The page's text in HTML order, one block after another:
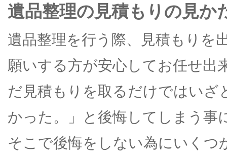
遺品整理の見積もりの見か
遺品整理を行う際、見積もりを
願いする方が安心してお任せ出
だ見積もりを取るだけではい
かった。」と後悔してしまう事
そこで後悔をしない為にいくつ